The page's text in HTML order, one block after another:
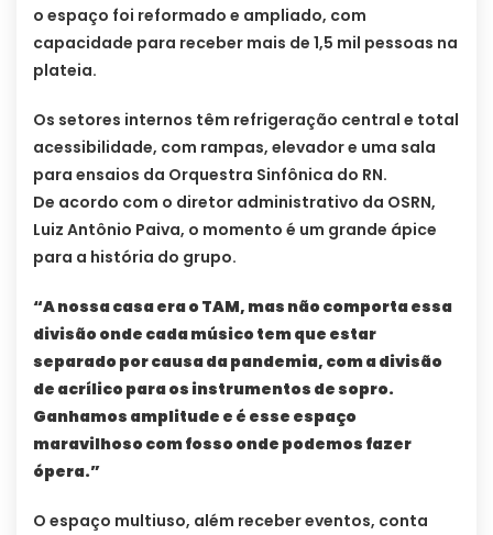
o espaço foi reformado e ampliado, com
capacidade para receber mais de 1,5 mil pessoas na
plateia.
Os setores internos têm refrigeração central e total
acessibilidade, com rampas, elevador e uma sala
para ensaios da Orquestra Sinfônica do RN.
De acordo com o diretor administrativo da OSRN,
Luiz Antônio Paiva, o momento é um grande ápice
para a história do grupo.
“A nossa casa era o TAM, mas não comporta essa
divisão onde cada músico tem que estar
separado por causa da pandemia, com a divisão
de acrílico para os instrumentos de sopro.
Ganhamos amplitude e é esse espaço
maravilhoso com fosso onde podemos fazer
ópera.”
O espaço multiuso, além receber eventos, conta